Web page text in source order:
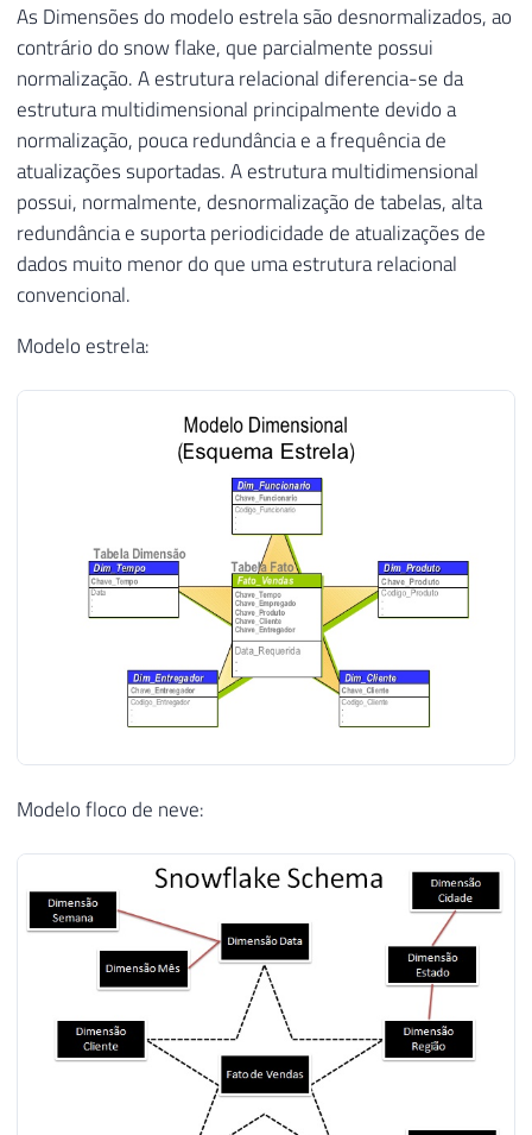
As Dimensões do modelo estrela são desnormalizados, ao
contrário do snow flake, que parcialmente possui
normalização. A estrutura relacional diferencia-se da
estrutura multidimensional principalmente devido a
normalização, pouca redundância e a frequência de
atualizações suportadas. A estrutura multidimensional
possui, normalmente, desnormalização de tabelas, alta
redundância e suporta periodicidade de atualizações de
dados muito menor do que uma estrutura relacional
convencional.
Modelo estrela:
Modelo floco de neve: